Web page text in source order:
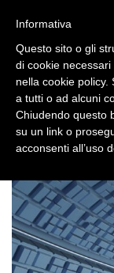
Toggle
navigation
Informativa
Questo sito o gli
di cookie
nella cookie
a tutti o ad alcuni
Chiudendo questo
su un link o
acconsenti all’uso